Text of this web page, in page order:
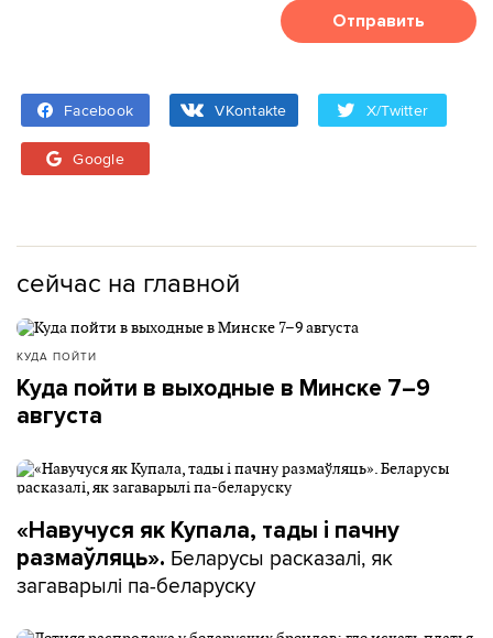
Отправить
Facebook VKontakte X/Twitter
Google
сейчас на главной
КУДА ПОЙТИ
Куда пойти в выходные в Минске 7–9
августа
«Навучуся як Купала, тады і пачну
размаўляць». Беларусы расказалі, як
загаварылі па-беларуску